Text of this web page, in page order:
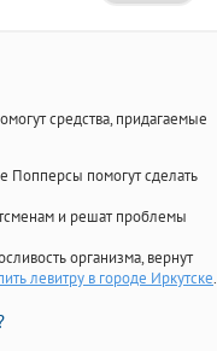
средства, придагаемые
Попперсы помогут сделать
и решат проблемы
организма, вернут
левитру в городе Иркутске.